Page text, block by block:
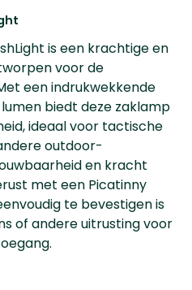
is een krachtige en
voor de
een indrukwekkende
biedt deze zaklamp
ideaal voor tactische
outdoor-
en kracht
met een Picatinny
te bevestigen is
of andere uitrusting voor